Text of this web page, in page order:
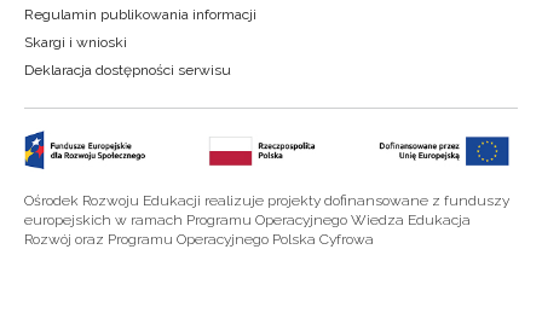
Regulamin publikowania informacji
Skargi i wnioski
Deklaracja dostępności serwisu
Ośrodek Rozwoju Edukacji realizuje projekty dofinansowane z funduszy
europejskich w ramach Programu Operacyjnego Wiedza Edukacja
Rozwój oraz Programu Operacyjnego Polska Cyfrowa